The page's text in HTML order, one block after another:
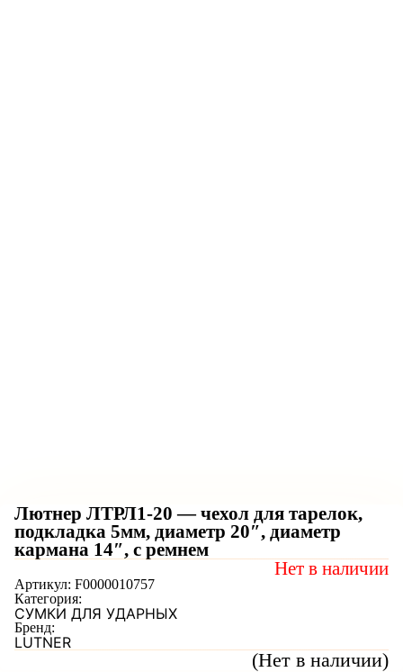
Лютнер ЛТРЛ1-20 — чехол для тарелок,
подкладка 5мм, диаметр 20″, диаметр
кармана 14″, с ремнем
(Нет в наличии)
Нет в наличии
Артикул: F0000010757
Категория:
СУМКИ ДЛЯ УДАРНЫХ
Бренд:
LUTNER